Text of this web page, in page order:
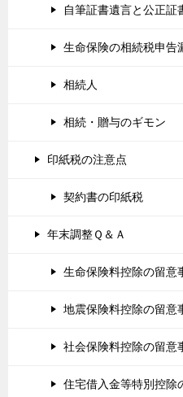
自筆証書遺言と公正証
生命保険の相続税申告
相続人
相続・贈与のギモン
印紙税の注意点
契約書の印紙税
年末調整Ｑ＆Ａ
生命保険料控除の留意
地震保険料控除の留意
社会保険料控除の留意
住宅借入金等特別控除